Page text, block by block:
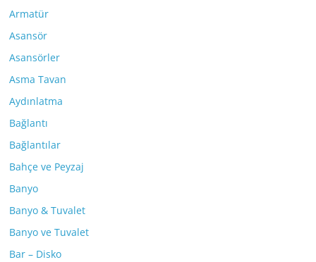
Armatür
Asansör
Asansörler
Asma Tavan
Aydınlatma
Bağlantı
Bağlantılar
Bahçe ve Peyzaj
Banyo
Banyo & Tuvalet
Banyo ve Tuvalet
Bar – Disko